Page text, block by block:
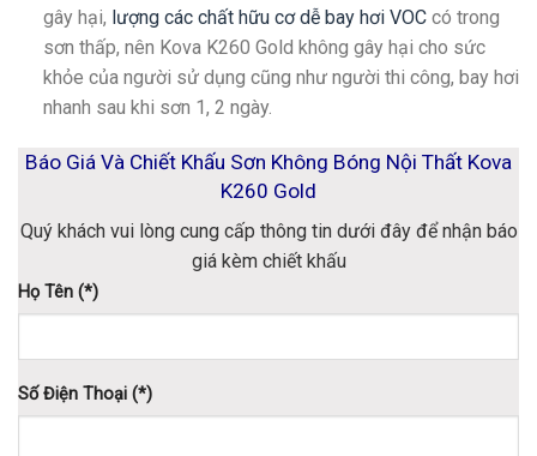
gây hại, lượng các chất hữu cơ dễ bay hơi VOCcó trong
sơn thấp, nên Kova K260 Gold không gây hại cho sức
khỏe của người sử dụng cũng như người thi công, bay hơi
nhanh sau khi sơn 1, 2 ngày.
Báo Giá Và Chiết Khấu Sơn Không Bóng Nội Thất Kova
K260 Gold
Quý khách vui lòng cung cấp thông tin dưới đây để nhận báo
giá kèm chiết khấu
Họ Tên (*)
Số Điện Thoại (*)